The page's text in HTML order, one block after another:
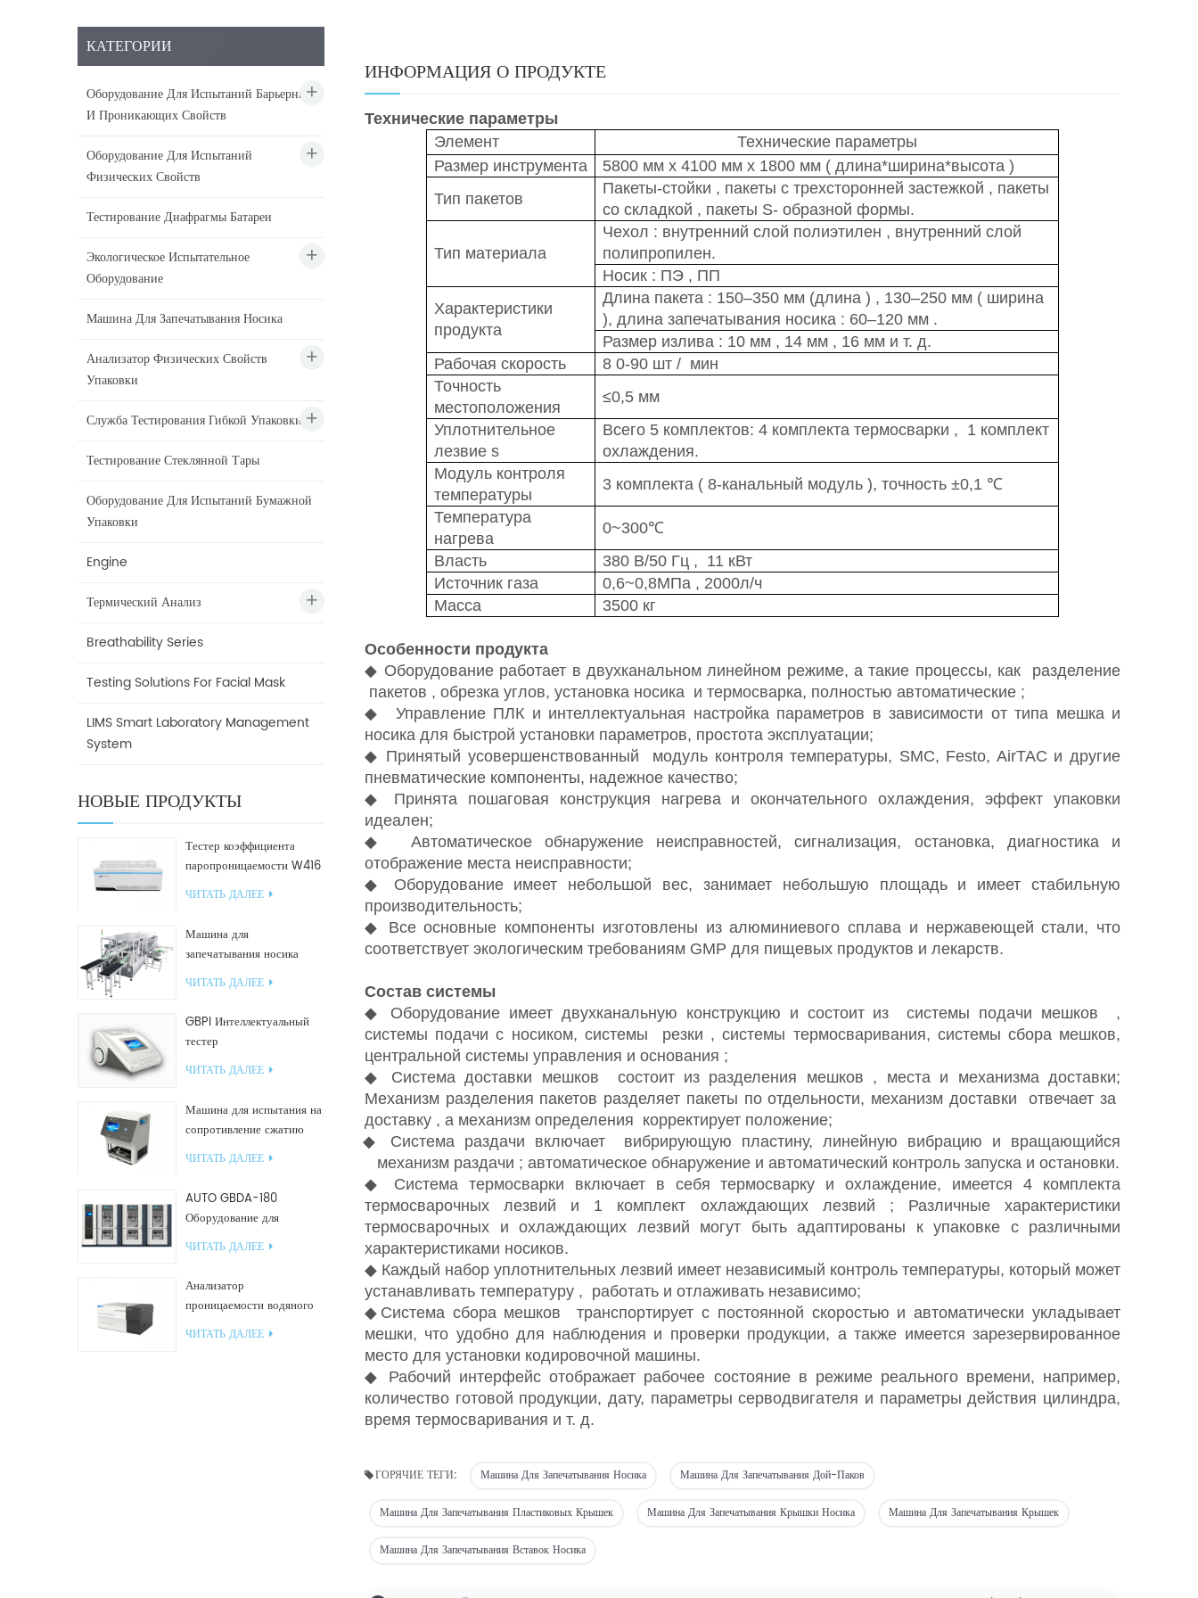
КАТЕГОРИИ
Оборудование Для Испытаний Барьерных
И Проникающих Свойств
Оборудование Для Испытаний
Физических Свойств
Тестирование Диафрагмы Батареи
Экологическое Испытательное
Оборудование
Машина Для Запечатывания Носика
Анализатор Физических Свойств
Упаковки
Служба Тестирования Гибкой Упаковки
Тестирование Стеклянной Тары
Оборудование Для Испытаний Бумажной
Упаковки
Engine
Термический Анализ
Breathability Series
Testing Solutions For Facial Mask
LIMS Smart Laboratory Management
System
НОВЫЕ ПРОДУКТЫ
Тестер коэффициента
паропроницаемости W416
2.0
ЧИТАТЬ ДАЛЕЕ
Машина для
запечатывания носика
GF2600-X для наклонных
ЧИТАТЬ ДАЛЕЕ
GBPI Интеллектуальный
тестер
производительности
уплотнений
ЧИТАТЬ ДАЛЕЕ
Машина для испытания на
сопротивление сжатию
GBN200G для
пластиковых пакетов
ЧИТАТЬ ДАЛЕЕ
AUTO GBDA-180
Оборудование для
испытания пластмасс на
разложение компоста
ЧИТАТЬ ДАЛЕЕ
Анализатор
проницаемости водяного
пара W812 (чашечный
метод) Испытательное
ЧИТАТЬ ДАЛЕЕ
ИНФОРМАЦИЯ О ПРОДУКТЕ
Технические параметры
Элемент
Технические параметры
Размер инструмента
5800 мм х 4100 мм х 1800 мм ( длина*ширина*высота )
Тип пакетов
Пакеты-стойки , пакеты с трехсторонней застежкой , пакеты
со складкой , пакеты S- образной формы.
Тип материала
Чехол : внутренний слой полиэтилен , внутренний слой
полипропилен.
Носик : ПЭ , ПП
Характеристики
продукта
Длина пакета : 150–350 мм (длина ) , 130–250 мм ( ширина
), длина запечатывания носика : 60–120 мм .
Размер излива : 10 мм , 14 мм , 16 мм и т. д.
Рабочая скорость
8 0-90 шт / мин
Точность
местоположения
≤0,5 мм
Уплотнительное
лезвие s
Всего 5 комплектов: 4 комплекта термосварки , 1 комплект
охлаждения.
Модуль контроля
температуры
3 комплекта ( 8-канальный модуль ), точность ±0,1 ℃
Температура
нагрева
0~300℃
Власть
380 В/50 Гц , 11 кВт
Источник газа
0,6~0,8МПа , 2000л/ч
Масса
3500 кг
Особенности продукта
◆ Оборудование работает в двухканальном линейном режиме, а такие процессы, как разделение
пакетов , обрезка углов, установка носика и термосварка, полностью автоматические ;
◆
Управление ПЛК и интеллектуальная настройка параметров в зависимости от типа мешка и
носика для быстрой установки параметров, простота эксплуатации;
◆ Принятый усовершенствованный
модуль контроля температуры, SMC, Festo, AirTAC и другие
пневматические компоненты, надежное качество;
◆ Принята пошаговая конструкция нагрева и окончательного охлаждения, эффект упаковки
идеален;
◆
Автоматическое обнаружение неисправностей, сигнализация, остановка, диагностика и
отображение места неисправности;
◆ Оборудование имеет небольшой вес, занимает небольшую площадь и имеет стабильную
производительность;
◆ Все основные компоненты изготовлены из алюминиевого сплава и нержавеющей стали, что
соответствует экологическим требованиям GMP для пищевых продуктов и лекарств.
Состав системы
◆ Оборудование имеет двухканальную конструкцию и состоит из системы подачи мешков
,
системы подачи с носиком, системы резки , системы термосваривания, системы сбора мешков,
центральной системы управления и основания ;
◆ Система доставки мешков состоит из разделения мешков , места и механизма доставки;
Механизм разделения пакетов разделяет пакеты по отдельности, механизм доставки
отвечает за
доставку , а механизм определения корректирует положение;
◆ Система раздачи включает вибрирующую пластину, линейную вибрацию и вращающийся
механизм раздачи ; автоматическое обнаружение и автоматический контроль запуска и остановки.
◆ Система термосварки включает в себя термосварку и охлаждение, имеется 4 комплекта
термосварочныхлезвий и 1 комплект охлаждающих лезвий ; Различные характеристики
термосварочных и охлаждающих лезвий могут быть адаптированы к упаковке с различными
характеристиками носиков.
◆ Каждый набор уплотнительных лезвий имеет независимый контроль температуры, который может
устанавливать температуру , работать и отлаживать независимо;
◆Система сбора мешков
транспортирует с постоянной скоростью и автоматически укладывает
мешки, что удобно для наблюдения и проверки продукции, а также имеется зарезервированное
место для установки кодировочной машины.
◆ Рабочий интерфейс отображает рабочее состояние в режиме реального времени, например,
количество готовой продукции, дату, параметры серводвигателя и параметры действия цилиндра,
время термосваривания и т. д.
ГОРЯЧИЕ ТЕГИ: Машина Для Запечатывания Носика Машина Для Запечатывания Дой-Паков
Машина Для Запечатывания Пластиковых Крышек Машина Для Запечатывания Крышки Носика Машина Для Запечатывания Крышек
Машина Для Запечатывания Вставок Носика